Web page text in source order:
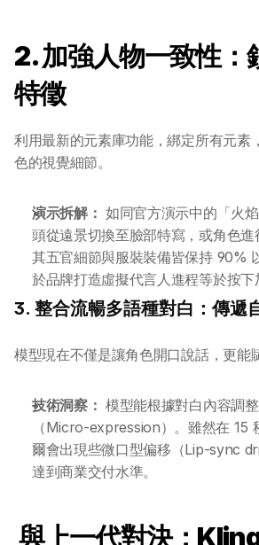
2. 加強人物一致性：
特徵
利用最新的元素庫功能，綁定所有元素
色的視覺細節。
演示拆解： 如同官方演示中的「火
頭從遠景切換至臉部特寫，或角色進
其五官細節與服裝裝備皆保持 90%
於品牌打造虛擬代言人進程等於按下
3. 整合流暢多語種對白：傳遞
模型現在不僅是讓角色開口說話，更能
技術洞察： 模型能根據對白內容調
（Micro-expression）。雖然在 15
爾會出現些微口型偏移（Lip-sync
達到商業交付水準。